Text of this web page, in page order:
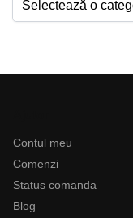
Contul meu
Comenzi
Status comanda
Blog